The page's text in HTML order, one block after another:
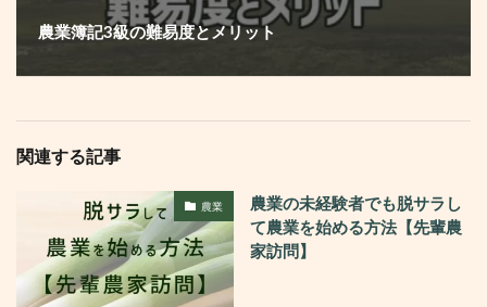
農業簿記3級の難易度とメリット
関連する記事
農業
農業の未経験者でも脱サラし
て農業を始める方法【先輩農
家訪問】